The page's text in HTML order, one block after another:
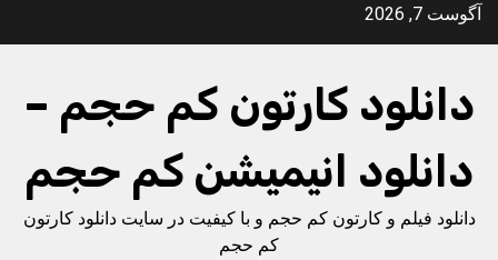
Skipآگوست 7, 2026
دانلود کارتون کم حجم –
دانلود انیمیشن کم حجم
دانلود فیلم و کارتون کم حجم و با کیفیت در سایت دانلود کارتون
کم حجم